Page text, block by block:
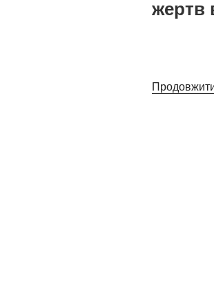
жертв